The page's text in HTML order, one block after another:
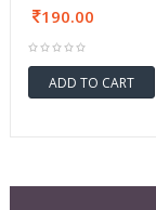
190.00
ADD TO CART